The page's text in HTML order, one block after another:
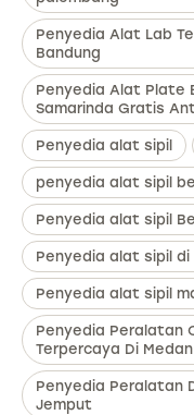
Penyedia Alat Lab
Bandung
Penyedia Alat Plate
Samarinda Gratis
Penyedia alat sipil
penyedia alat sipil
Penyedia alat sipil
Penyedia alat sipil di
Penyedia alat sipil
Penyedia Peralatan
Terpercaya Di
Penyedia Peralatan
Jemput